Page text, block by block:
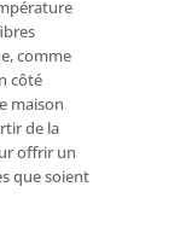
comme
côté
maison
de la
offrir un
que soient